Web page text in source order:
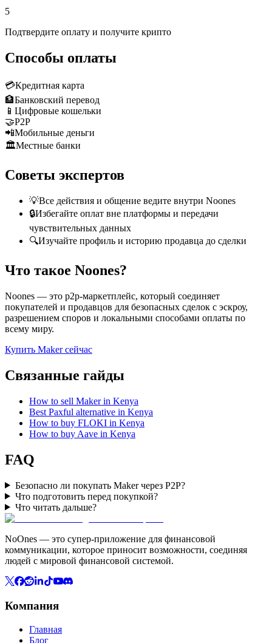
5
Подтвердите оплату и получите крипто
Способы оплаты
💳Кредитная карта
🏦Банковский перевод
📱 Цифровые кошельки
🤝P2P
📲Мобильные деньги
🏛️Местные банки
Советы экспертов
💡Все действия и общение ведите внутри Noones
🔒Избегайте оплат вне платформы и передачи
чувствительных данных
🔍Изучайте профиль и историю продавца до сделки
Что такое Noones?
Noones — это p2p-маркетплейс, который соединяет
покупателей и продавцов для безопасных сделок с эскроу,
разрешением споров и локальными способами оплаты по
всему миру.
Купить Maker сейчас
Связанные гайды
How to sell Maker in Kenya
Best Paxful alternative in Kenya
How to buy FLOKI in Kenya
How to buy Aave in Kenya
FAQ
Безопасно ли покупать Maker через P2P?
Что подготовить перед покупкой?
Что читать дальше?
NoOnes — это супер-приложение для финансовой
коммуникации, которое приносит возможности, соединяя
людей с мировой финансовой системой.
Компания
Главная
Блог